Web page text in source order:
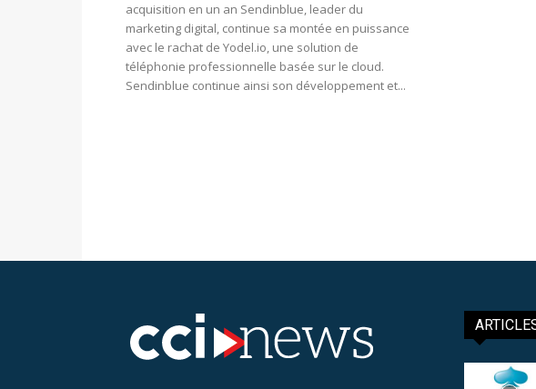
acquisition en un an Sendinblue, leader du
marketing digital, continue sa montée en puissance
avec le rachat de Yodel.io, une solution de
téléphonie professionnelle basée sur le cloud.
Sendinblue continue ainsi son développement et...